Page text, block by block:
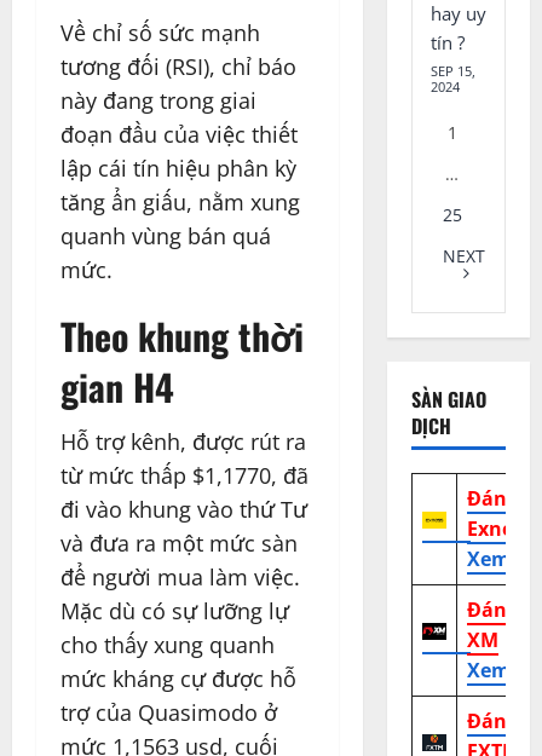
Về chỉ số sức mạnh
tương đối (RSI), chỉ báo
này đang trong giai
đoạn đầu của việc thiết
lập cái tín hiệu phân kỳ
tăng ẩn giấu, nằm xung
quanh vùng bán quá
mức.
Theo khung thời
gian H4
Hỗ trợ kênh, được rút ra
từ mức thấp $1,1770, đã
đi vào khung vào thứ Tư
và đưa ra một mức sàn
để người mua làm việc.
Mặc dù có sự lưỡng lự
cho thấy xung quanh
mức kháng cự được hỗ
trợ của Quasimodo ở
mức 1,1563 usd, cuối
hay uy
tín ?
SEP 15,
2024
1
…
25
NEXT
SÀN GIAO
DỊCH
Đánh
Exness
Xem
Đánh
XM
Xem
Đánh